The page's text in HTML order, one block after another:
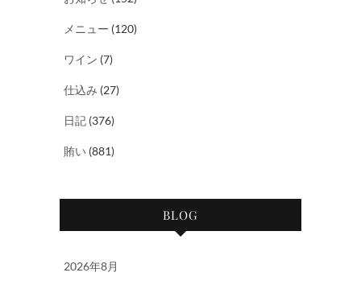
メニュー (120)
ワイン (7)
仕込み (27)
日記 (376)
賄い (881)
BLOG
2026年8月